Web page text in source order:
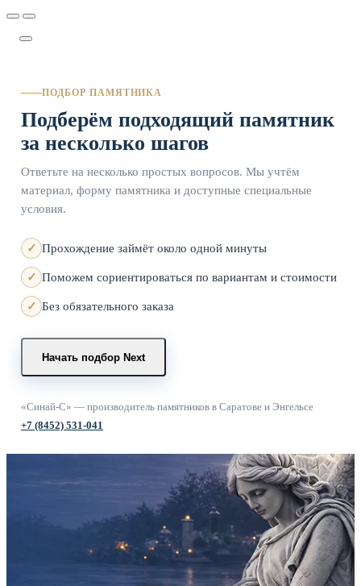
ПОДБОР ПАМЯТНИКА
Подберём подходящий памятник
за несколько шагов
Ответьте на несколько простых вопросов. Мы учтём
материал, форму памятника и доступные специальные
условия.
Прохождение займёт около одной минуты
Поможем сориентироваться по вариантам и стоимости
Без обязательного заказа
Начать подбор Next
«Синай-С» — производитель памятников в Саратове и Энгельсе
+7 (8452) 531-041